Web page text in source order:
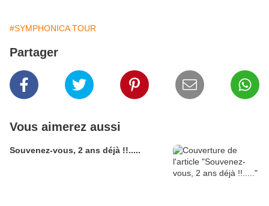
#SYMPHONICA TOUR
Partager
Vous aimerez aussi
Souvenez-vous, 2 ans déjà !!.....